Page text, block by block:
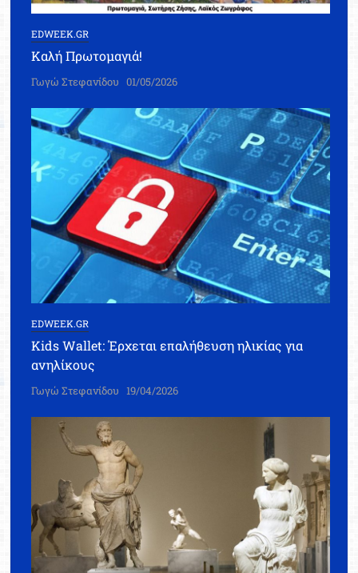
EDWEEK.GR
Καλή Πρωτομαγιά!
Γωγώ Στεφανίδου 01/05/2026
EDWEEK.GR
Kids Wallet: Έρχεται επαλήθευση ηλικίας για
ανηλίκους
Γωγώ Στεφανίδου 19/04/2026